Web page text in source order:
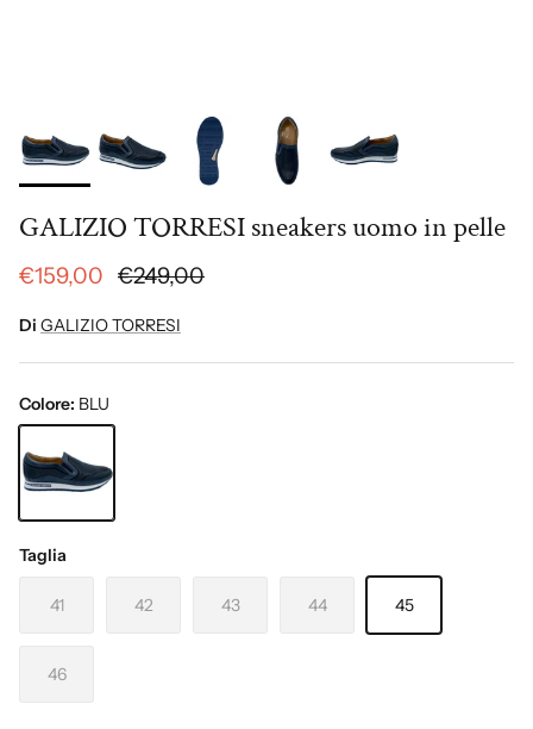
GALIZIO TORRESI sneakers uomo in pelle
€159,00 €249,00
Di GALIZIO TORRESI
Colore: BLU
Taglia
41 42 43 44 45
46